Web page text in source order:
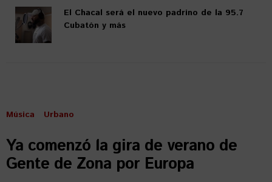
El Chacal será el nuevo padrino de la 95.7
Cubatón y más
Música Urbano
Ya comenzó la gira de verano de
Gente de Zona por Europa